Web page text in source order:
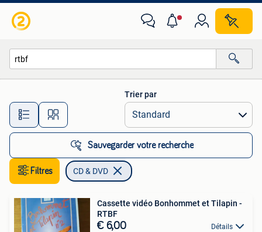
Toutes les distances…
Trier par
Sauvegarder votre recherche
Filtres CD & DVD
Cassette vidéo Bonhommet et Tilapin -
RTBF
€ 6,00 Détails